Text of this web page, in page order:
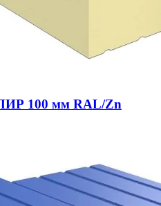
100 мм RAL/Zn